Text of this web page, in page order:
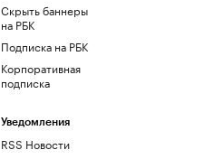
Скрыть баннеры
на РБК
Подписка на РБК
Корпоративная
подписка
Уведомления
RSS Новости